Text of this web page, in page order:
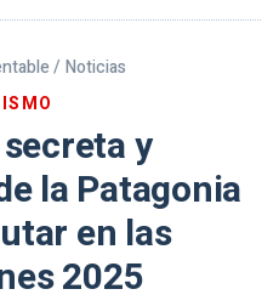
/ Noticias
y
la Patagonia
en las
2025